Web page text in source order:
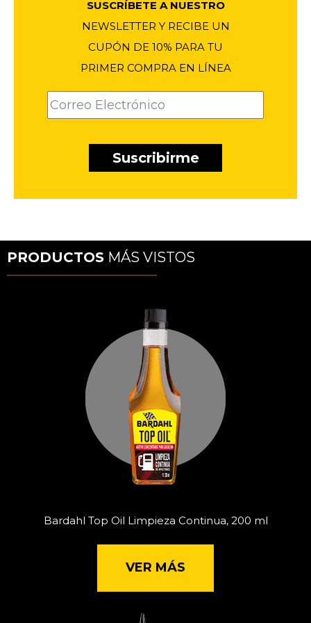
SUSCRÍBETE A NUESTRO
NEWSLETTER Y RECIBE UN
CUPÓN DE 10% PARA TU
PRIMER COMPRA EN LÍNEA
PRODUCTOS MÁS VISTOS
Bardahl Top Oil Limpieza Continua, 200 ml
VER MÁS